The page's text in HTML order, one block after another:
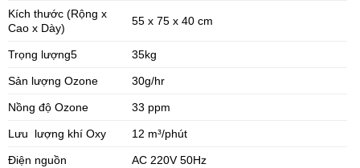
Kích thước (Rộng x
Cao x Dày)
55 x 75 x 40 cm
Trọng lượng5 35kg
Sản lượng Ozone 30g/hr
Nồng độ Ozone 33 ppm
Lưu lượng khí Oxy 12 m³/phút
Điện nguồn AC 220V 50Hz